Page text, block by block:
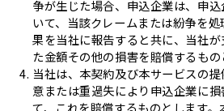
争が生じた場合、申込企業は、申
いて、当該クレームまたは紛争を
果を当社に報告すると共に、当社
た金額その他の損害を賠償するもの
当社は、本契約及び本サービスの
意または重過失により申込企業に
て、これを賠償するものとします